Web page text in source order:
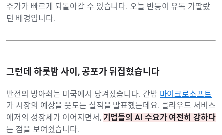
주가가 빠르게 되돌아갈 수 있습니다. 오늘 반등이 유독 가팔랐
던 배경입니다.
그런데 하룻밤 사이, 공포가 뒤집혔습니다
반전의 방아쇠는 미국에서 당겨졌습니다. 간밤 마이크로소프트
가 시장의 예상을 웃도는 실적을 발표했는데요. 클라우드 서비스
애저의 성장세가 이어지면서, 기업들의 AI 수요가 여전히 강하다
는 점을 보여줬습니다.